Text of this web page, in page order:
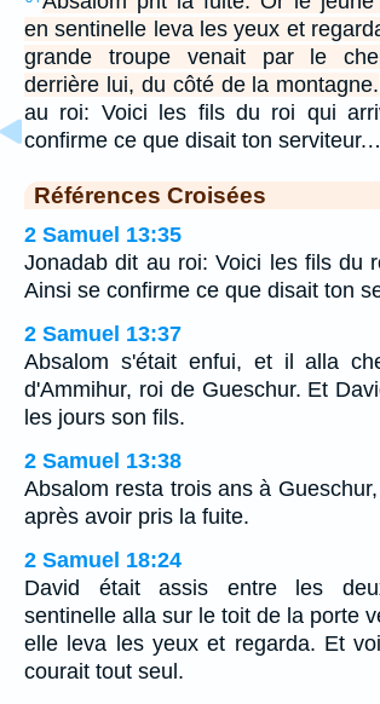
en sentinelle leva les yeux et
grande troupe venait par le
derrière lui, du côté de la montagne.
au roi: Voici les fils du roi qui
confirme ce que disait ton
Références Croisées
2 Samuel 13:35
Jonadab dit au roi: Voici les fils du
Ainsi se confirme ce que disait ton
2 Samuel 13:37
Absalom s'était enfui, et il alla
d'Ammihur, roi de Gueschur. Et
les jours son fils.
2 Samuel 13:38
Absalom resta trois ans à
après avoir pris la fuite.
2 Samuel 18:24
David était assis entre les
sentinelle alla sur le toit de la porte
elle leva les yeux et regarda. Et
courait tout seul.